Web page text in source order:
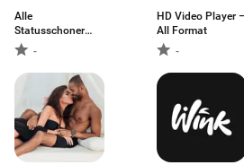
Alle
Statusschoner
und Statusvideo
herunterladen
-
HD Video Player –
All Format
-